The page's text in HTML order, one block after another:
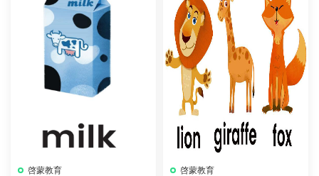
啓蒙教育
啓蒙教育